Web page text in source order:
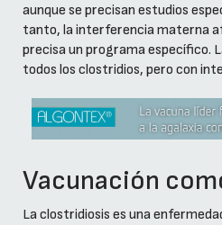
aunque se precisan estudios
tanto, la interferencia materna
precisa un programa específico.
todos los clostridios, pero con
Vacunación
La clostridiosis es una